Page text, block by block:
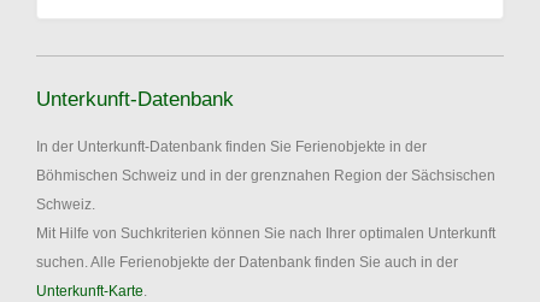
Unterkunft-Datenbank
In der Unterkunft-Datenbank finden Sie Ferienobjekte in der
Böhmischen Schweiz und in der grenznahen Region der Sächsischen
Schweiz.
Mit Hilfe von Suchkriterien können Sie nach Ihrer optimalen Unterkunft
suchen. Alle Ferienobjekte der Datenbank finden Sie auch in der
Unterkunft-Karte